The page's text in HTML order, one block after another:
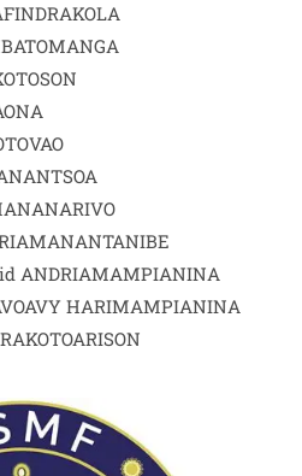
ANDRIAMAMPIANINA
HARIMAMPIANINA